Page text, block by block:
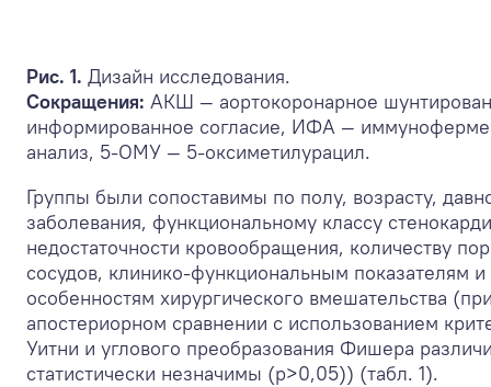
Рис. 1. Дизайн исследования.
Сокращения: АКШ — аортокоронарное
информированное согласие, ИФА —
анализ, 5-ОМУ — 5-оксиметилурацил.
Группы были сопоставимы по полу, возрасту,
заболевания, функциональному классу
недостаточности кровообращения, количеству
сосудов, клинико-функциональным показателям и
особенностям хирургического вмешательства
апостериорном сравнении с использованием
Уитни и углового преобразования Фишера
статистически незначимы (p>0,05)) (табл. 1).